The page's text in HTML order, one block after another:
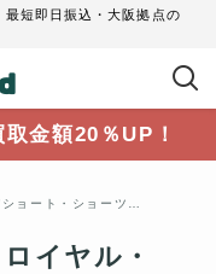
短即日振込・大阪拠点の
金額20％UP！
【レコード買取価格】ロイヤル・ティーンズ/ショート・ショーツ（PS-9）
イヤル・